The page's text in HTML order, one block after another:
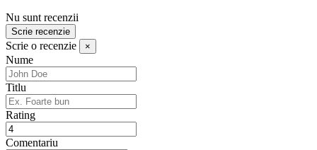
Nu sunt recenzii
Scrie recenzie
Scrie o recenzie ×
Nume
Titlu
Rating
Comentariu